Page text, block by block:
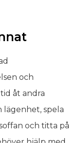
och
åt andra
lägenhet, spela
och titta på